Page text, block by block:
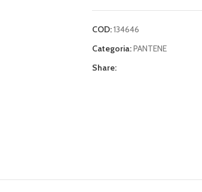
COD:134646
Categoria:PANTENE
Share: